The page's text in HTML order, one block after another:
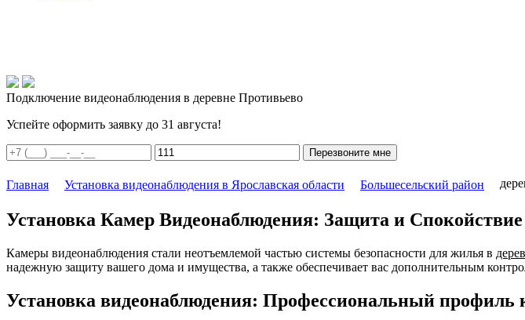
Подключение видеонаблюдения в деревне Противьево
Успейте оформить заявку до 31 августа!
Перезвоните мне
Главная Установка видеонаблюдения в Ярославская области Большесельский район
Установка Камер Видеонаблюдения: Защита и
Камеры видеонаблюдения стали неотъемлемой частью системы безопасности для жилья в
надежную защиту вашего дома и имущества, а также обеспечивает вас дополнительным
Установка видеонаблюдения: Профессиональный профиль